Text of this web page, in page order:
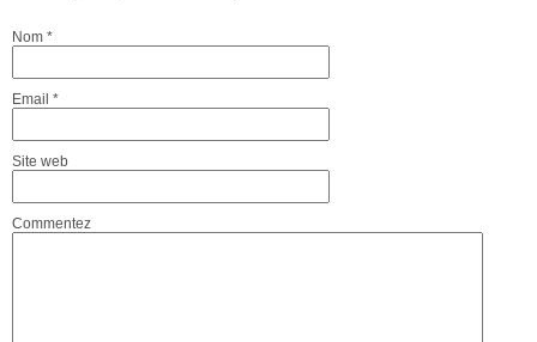
Nom *
Email *
Site web
Commentez